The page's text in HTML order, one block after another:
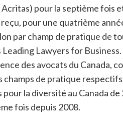
pour la septième fois
pour une quatrième
par champ de pratique de
Lawyers for
des avocats du Canada,
champs de pratique
la diversité au Canada
fois depuis 2008.